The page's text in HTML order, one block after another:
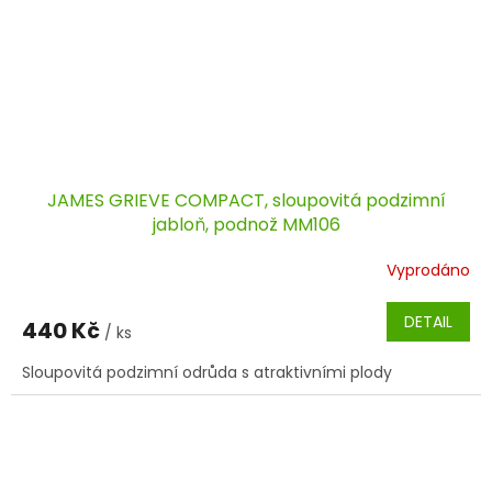
JAMES GRIEVE COMPACT, sloupovitá podzimní
jabloň, podnož MM106
Vyprodáno
440 Kč / ks DETAIL
Sloupovitá podzimní odrůda s atraktivními plody